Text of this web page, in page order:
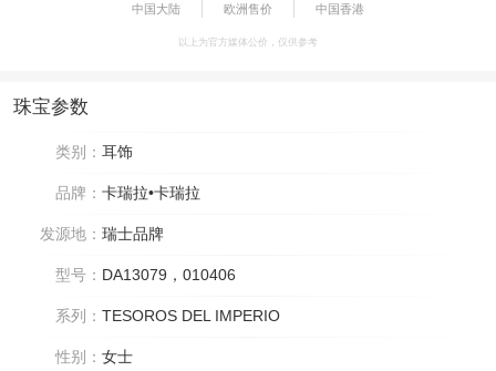
中国大陆 欧洲售价 中国香港
以上为官方媒体公价，仅供参考
珠宝参数
类别： 耳饰
品牌： 卡瑞拉•卡瑞拉
发源地： 瑞士品牌
型号： DA13079，010406
系列： TESOROS DEL IMPERIO
性别： 女士